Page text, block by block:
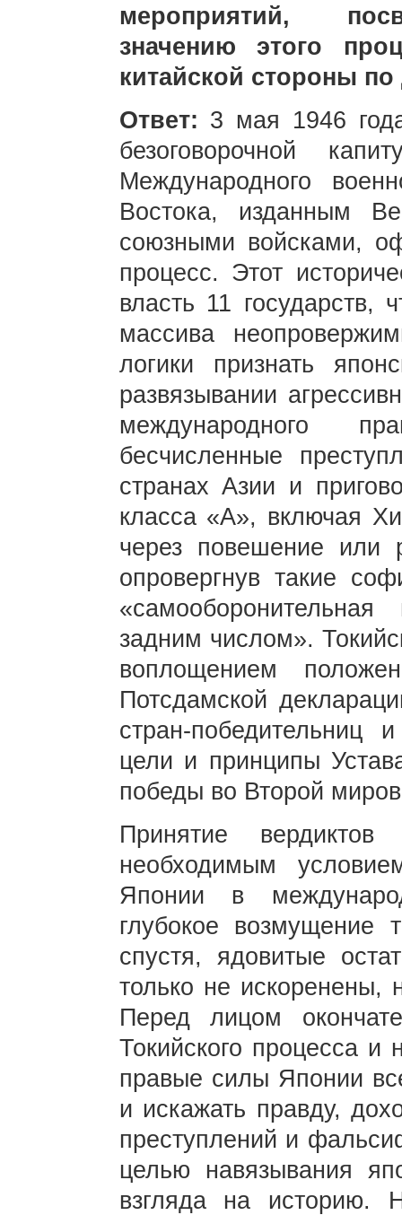
мероприятий,
значению этого
китайской стороны
Ответ: 3 мая 1946
безоговорочной
Международного
Востока, изданным
союзными войсками,
процесс. Этот
власть 11 государств,
массива
логики признать
развязывании
международного
бесчисленные
странах Азии и
класса «А», включая
через повешение или
опровергнув такие
задним числом».
воплощением
Потсдамской
стран-победительниц
цели и принципы
победы во Второй
Принятие
необходимым
Японии в
глубокое возмущение
спустя, ядовитые
только не искоренены,
Перед лицом
Токийского процесса и
правые силы Японии
и искажать правду,
преступлений и
целью навязывания
взгляда на историю.